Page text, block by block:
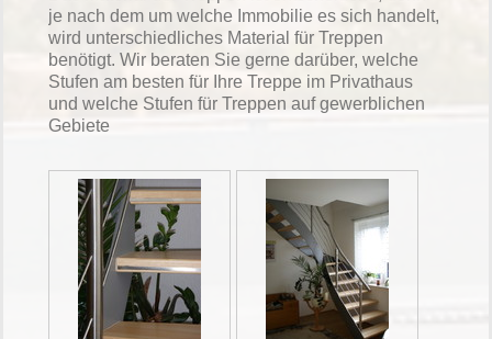
je nach dem um welche Immobilie es sich handelt,
wird unterschiedliches Material für Treppen
benötigt. Wir beraten Sie gerne darüber, welche
Stufen am besten für Ihre Treppe im Privathaus
und welche Stufen für Treppen auf gewerblichen
Gebiete